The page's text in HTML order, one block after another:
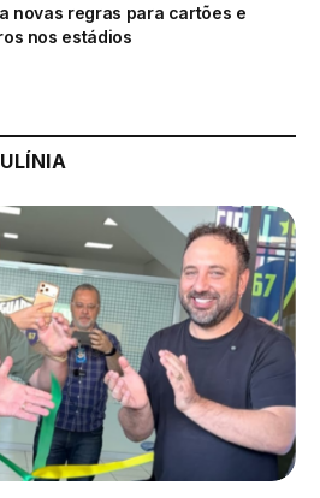
novas regras para cartões e
nos estádios